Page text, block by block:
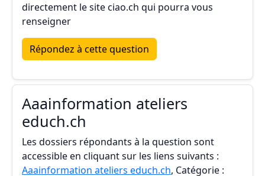
directement le site ciao.ch qui pourra vous
renseigner
Répondez à cette question
Aaainformation ateliers
educh.ch
Les dossiers répondants à la question sont
accessible en cliquant sur les liens suivants :
Aaainformation ateliers educh.ch, Catégorie :